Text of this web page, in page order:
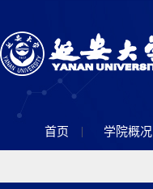
首页 | 学院概况